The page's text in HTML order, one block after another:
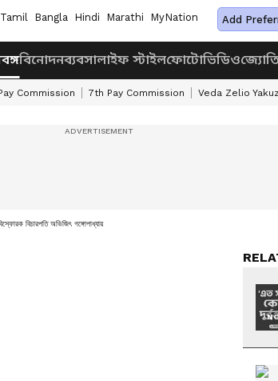
Tamil Bangla Hindi Marathi MyNation Add
বিনোদনব্যবসালাইফ স্টাইলফোটোভিডিও
Commission 7th Pay Commission Veda Zelio
বিচারপতি অভিজিৎ গঙ্গোপাধ্যায়